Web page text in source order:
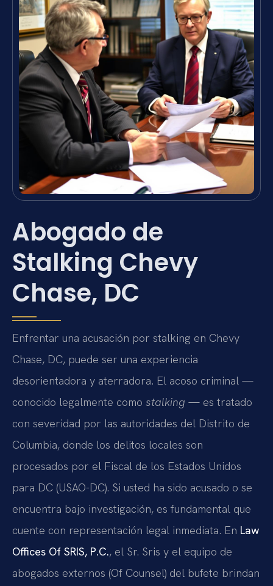
Abogado de
Stalking Chevy
Chase, DC
Enfrentar una acusación por stalking en Chevy
Chase, DC, puede ser una experiencia
desorientadora y aterradora. El acoso criminal —
conocido legalmente como stalking — es tratado
con severidad por las autoridades del Distrito de
Columbia, donde los delitos locales son
procesados por el Fiscal de los Estados Unidos
para DC (USAO-DC). Si usted ha sido acusado o se
encuentra bajo investigación, es fundamental que
cuente con representación legal inmediata. En Law
Offices Of SRIS, P.C., el Sr. Sris y el equipo de
abogados externos (Of Counsel) del bufete brindan